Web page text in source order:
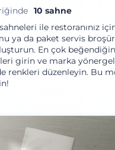
10 sahne
ile restoranınız
ya da paket servis
En çok
girin ve marka
renkleri düzenleyin. Bu